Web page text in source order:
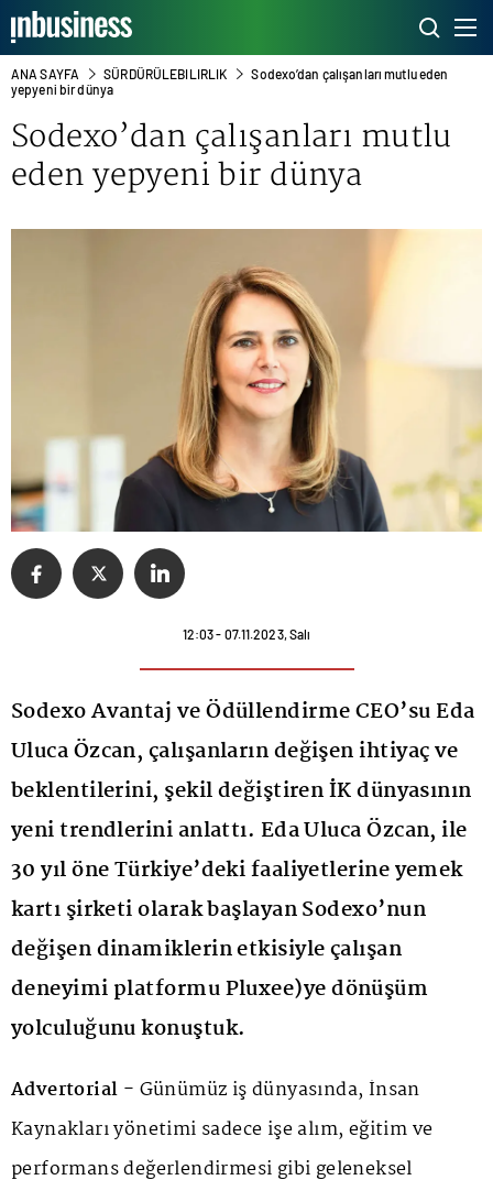
ANA SAYFA SÜRDÜRÜLEBILIRLIK
Sodexo’dan çalışanları mutlu eden
yepyeni bir dünya
Sodexo’dan çalışanları mutlu
eden yepyeni bir dünya
12:03 - 07.11.2023, Salı
Sodexo Avantaj ve Ödüllendirme CEO’su Eda
Uluca Özcan, çalışanların değişen ihtiyaç ve
beklentilerini, şekil değiştiren İK dünyasının
yeni trendlerini anlattı. Eda Uluca Özcan, ile
30 yıl öne Türkiye’deki faaliyetlerine yemek
kartı şirketi olarak başlayan Sodexo’nun
değişen dinamiklerin etkisiyle çalışan
deneyimi platformu Pluxee)ye dönüşüm
yolculuğunu konuştuk.
Advertorial - Günümüz iş dünyasında, İnsan
Kaynakları yönetimi sadece işe alım, eğitim ve
performans değerlendirmesi gibi geleneksel